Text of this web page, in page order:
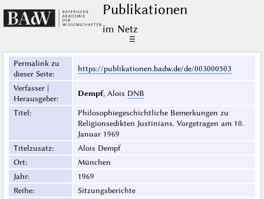
Publikationen
im Netz
☰
Permalink zu
dieser Seite:
https://publikationen.badw.de/de/003000503
Verfasser |
Herausgeber:
Dempf, Alois DNB
Titel:
Philosophiegeschichtliche Bemerkungen zu
Religionsedikten Justinians. Vorgetragen am 10.
Januar 1969
Titelzusatz:
Alois Dempf
Ort:
München
Jahr:
1969
Reihe:
Sitzungsberichte